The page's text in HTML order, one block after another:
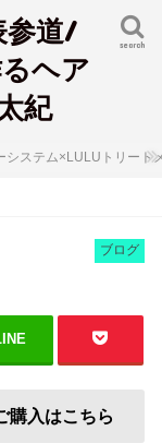
参道/
ヘア
紀
search
ステム×LULUトリート
ブログ
購入はこちら